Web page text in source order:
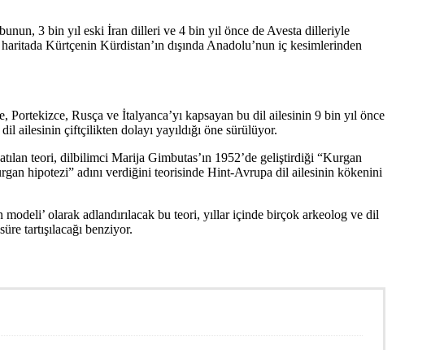
3 bin yıl eski İran dilleri ve 4 bin yıl önce de Avesta dilleriyle
Kürtçenin Kürdistan’ın dışında Anadolu’nun iç kesimlerinden
Rusça ve İtalyanca’yı kapsayan bu dil ailesinin 9 bin yıl önce
dil ailesinin çiftçilikten dolayı yayıldığı öne sürülüyor.
teori, dilbilimci Marija Gimbutas’ın 1952’de geliştirdiği “Kurgan
hipotezi” adını verdiğini teorisinde Hint-Avrupa dil ailesinin kökenini
olarak adlandırılacak bu teori, yıllar içinde birçok arkeolog ve dil
tartışılacağı benziyor.